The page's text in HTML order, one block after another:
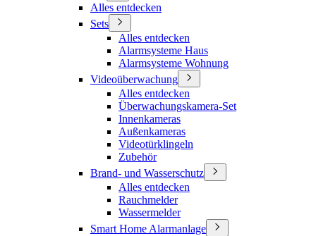
Alles entdecken
Sets
Alles entdecken
Alarmsysteme Haus
Alarmsysteme Wohnung
Videoüberwachung
Alles entdecken
Überwachungskamera-Set
Innenkameras
Außenkameras
Videotürklingeln
Zubehör
Brand- und Wasserschutz
Alles entdecken
Rauchmelder
Wassermelder
Smart Home Alarmanlage